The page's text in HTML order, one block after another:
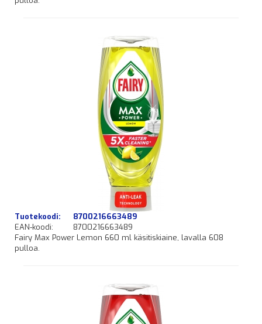
Tuotekoodi:
8700216663489
EAN-koodi:
8700216663489
Fairy Max Power Lemon 660 ml käsitiskiaine, lavalla 608
pulloa.